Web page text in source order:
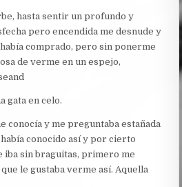
hasta sentir un profundo y
pero encendida me desnude y
comprado, pero sin ponerme
de verme en un espejo,
gata en celo.
conocía y me preguntaba estañada
había conocido así y por cierto
iba sin braguitas, primero me
le gustaba verme así. Aquella